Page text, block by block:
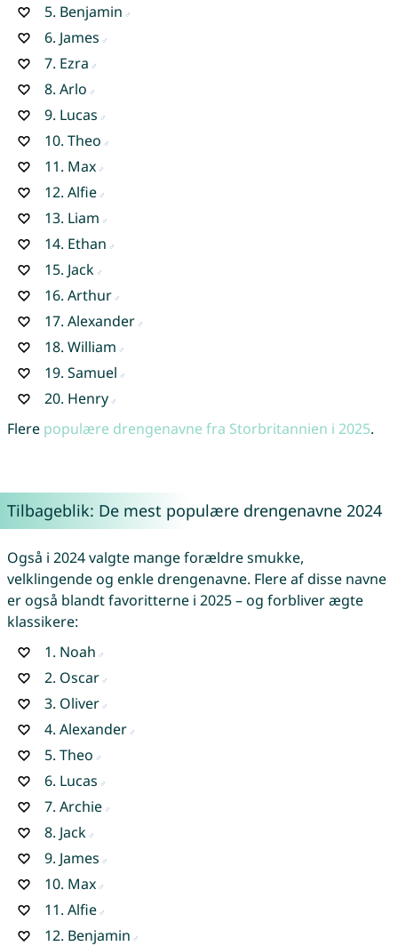
5. Benjamin
6. James
7. Ezra
8. Arlo
9. Lucas
10. Theo
11. Max
12. Alfie
13. Liam
14. Ethan
15. Jack
16. Arthur
17. Alexander
18. William
19. Samuel
20. Henry
Flere populære drengenavne fra Storbritannien i 2025.
Tilbageblik: De mest populære drengenavne 2024
Også i 2024 valgte mange forældre smukke,
velklingende og enkle drengenavne. Flere af disse navne
er også blandt favoritterne i 2025 – og forbliver ægte
klassikere:
1. Noah
2. Oscar
3. Oliver
4. Alexander
5. Theo
6. Lucas
7. Archie
8. Jack
9. James
10. Max
11. Alfie
12. Benjamin